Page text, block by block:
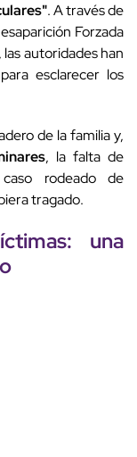
. A través de
Forzada
autoridades han
esclarecer los
de la familia y,
, la falta de
rodeado de
tragado.
una